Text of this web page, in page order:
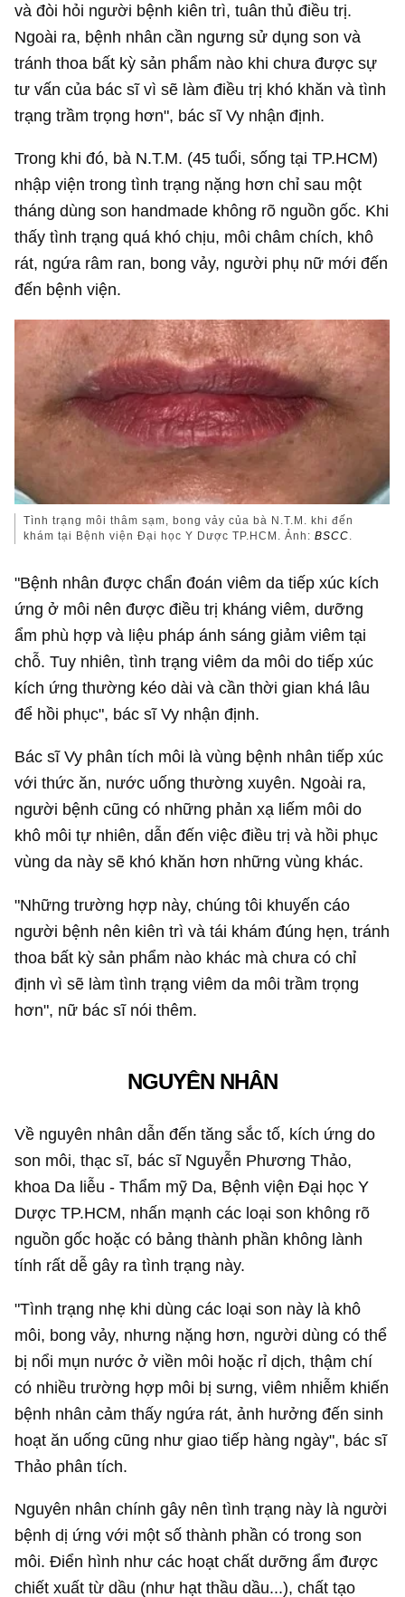
và đòi hỏi người bệnh kiên trì, tuân thủ điều trị.
Ngoài ra, bệnh nhân cần ngưng sử dụng son và
tránh thoa bất kỳ sản phẩm nào khi chưa được sự
tư vấn của bác sĩ vì sẽ làm điều trị khó khăn và tình
trạng trầm trọng hơn", bác sĩ Vy nhận định.
Trong khi đó, bà N.T.M. (45 tuổi, sống tại TP.HCM)
nhập viện trong tình trạng nặng hơn chỉ sau một
tháng dùng son handmade không rõ nguồn gốc. Khi
thấy tình trạng quá khó chịu, môi châm chích, khô
rát, ngứa râm ran, bong vảy, người phụ nữ mới đến
đến bệnh viện.
Tình trạng môi thâm sạm, bong vảy của bà N.T.M. khi đến
khám tại Bệnh viện Đại học Y Dược TP.HCM. Ảnh:BSCC
"Bệnh nhân được chẩn đoán viêm da tiếp xúc kích
ứng ở môi nên được điều trị kháng viêm, dưỡng
ẩm phù hợp và liệu pháp ánh sáng giảm viêm tại
chỗ. Tuy nhiên, tình trạng viêm da môi do tiếp xúc
kích ứng thường kéo dài và cần thời gian khá lâu
để hồi phục", bác sĩ Vy nhận định.
Bác sĩ Vy phân tích môi là vùng bệnh nhân tiếp xúc
với thức ăn, nước uống thường xuyên. Ngoài ra,
người bệnh cũng có những phản xạ liếm môi do
khô môi tự nhiên, dẫn đến việc điều trị và hồi phục
vùng da này sẽ khó khăn hơn những vùng khác.
"Những trường hợp này, chúng tôi khuyến cáo
người bệnh nên kiên trì và tái khám đúng hẹn, tránh
thoa bất kỳ sản phẩm nào khác mà chưa có chỉ
định vì sẽ làm tình trạng viêm da môi trầm trọng
hơn", nữ bác sĩ nói thêm.
NGUYÊN NHÂN
Về nguyên nhân dẫn đến tăng sắc tố, kích ứng do
son môi, thạc sĩ, bác sĩ Nguyễn Phương Thảo,
khoa Da liễu - Thẩm mỹ Da, Bệnh viện Đại học Y
Dược TP.HCM, nhấn mạnh các loại son không rõ
nguồn gốc hoặc có bảng thành phần không lành
tính rất dễ gây ra tình trạng này.
"Tình trạng nhẹ khi dùng các loại son này là khô
môi, bong vảy, nhưng nặng hơn, người dùng có thể
bị nổi mụn nước ở viền môi hoặc rỉ dịch, thậm chí
có nhiều trường hợp môi bị sưng, viêm nhiễm khiến
bệnh nhân cảm thấy ngứa rát, ảnh hưởng đến sinh
hoạt ăn uống cũng như giao tiếp hàng ngày", bác sĩ
Thảo phân tích.
Nguyên nhân chính gây nên tình trạng này là người
bệnh dị ứng với một số thành phần có trong son
môi. Điển hình như các hoạt chất dưỡng ẩm được
chiết xuất từ dầu (như hạt thầu dầu...), chất tạo